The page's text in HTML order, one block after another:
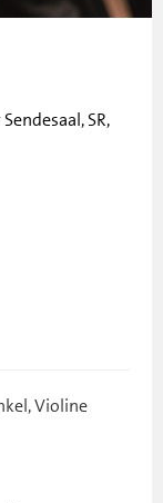
SR,
Violine